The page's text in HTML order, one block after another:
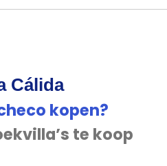
Cálida
kopen?
te koop